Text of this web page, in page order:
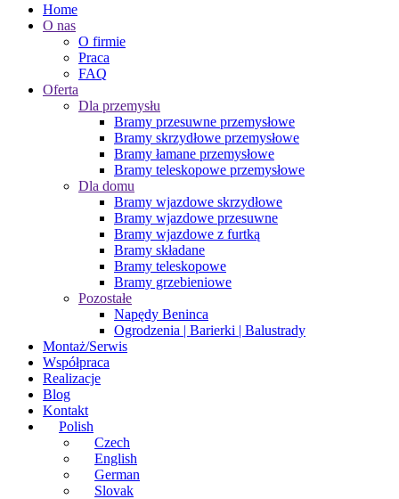
Home
O nas
O firmie
Praca
FAQ
Oferta
Dla przemysłu
Bramy przesuwne przemysłowe
Bramy skrzydłowe przemysłowe
Bramy łamane przemysłowe
Bramy teleskopowe przemysłowe
Dla domu
Bramy wjazdowe skrzydłowe
Bramy wjazdowe przesuwne
Bramy wjazdowe z furtką
Bramy składane
Bramy teleskopowe
Bramy grzebieniowe
Pozostałe
Napędy Beninca
Ogrodzenia | Barierki | Balustrady
Montaż/Serwis
Współpraca
Realizacje
Blog
Kontakt
Polish
Czech
English
German
Slovak